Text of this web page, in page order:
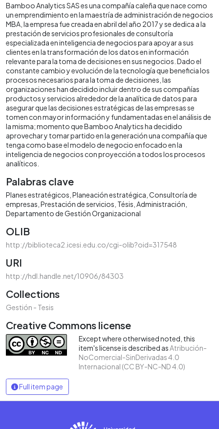
Bamboo Analytics SAS es una compañía caleña que nace como
un emprendimiento en la maestría de administración de negocios
MBA, la empresa fue creada en abril del año 2017 y se dedica a la
prestación de servicios profesionales de consultoría
especializada en inteligencia de negocios para apoyar a sus
clientes en la transformación de los datos en información
relevante para la toma de decisiones en sus negocios. Dado el
constante cambio y evolución de la tecnología que beneficia los
procesos necesarios para la toma de decisiones, las
organizaciones han decidido incluir dentro de sus compañías
productos y servicios alrededor de la analítica de datos para
asegurar que las decisiones estratégicas de las empresas se
tomen con mayor información y fundamentadas en el análisis de
la misma; momento que Bamboo Analytics ha decidido
aprovechar y tomar partido en la generación una compañía que
tenga como base el modelo de negocio enfocado en la
inteligencia de negocios con proyección a todos los procesos
analíticos.
Palabras clave
Planes estratégicos Planeación estratégica Consultoría de
empresas Prestación de servicios Tésis Administración
Departamento de Gestión Organizacional
OLIB
http://biblioteca2.icesi.edu.co/cgi-olib?oid=317548
URI
http://hdl.handle.net/10906/84303
Collections
Gestión - Tesis
Creative Commons license
Except where otherwised noted, this
item's license is described asAtribución-
NoComercial-SinDerivadas 4.0
Internacional (CC BY-NC-ND 4.0)
Full item page